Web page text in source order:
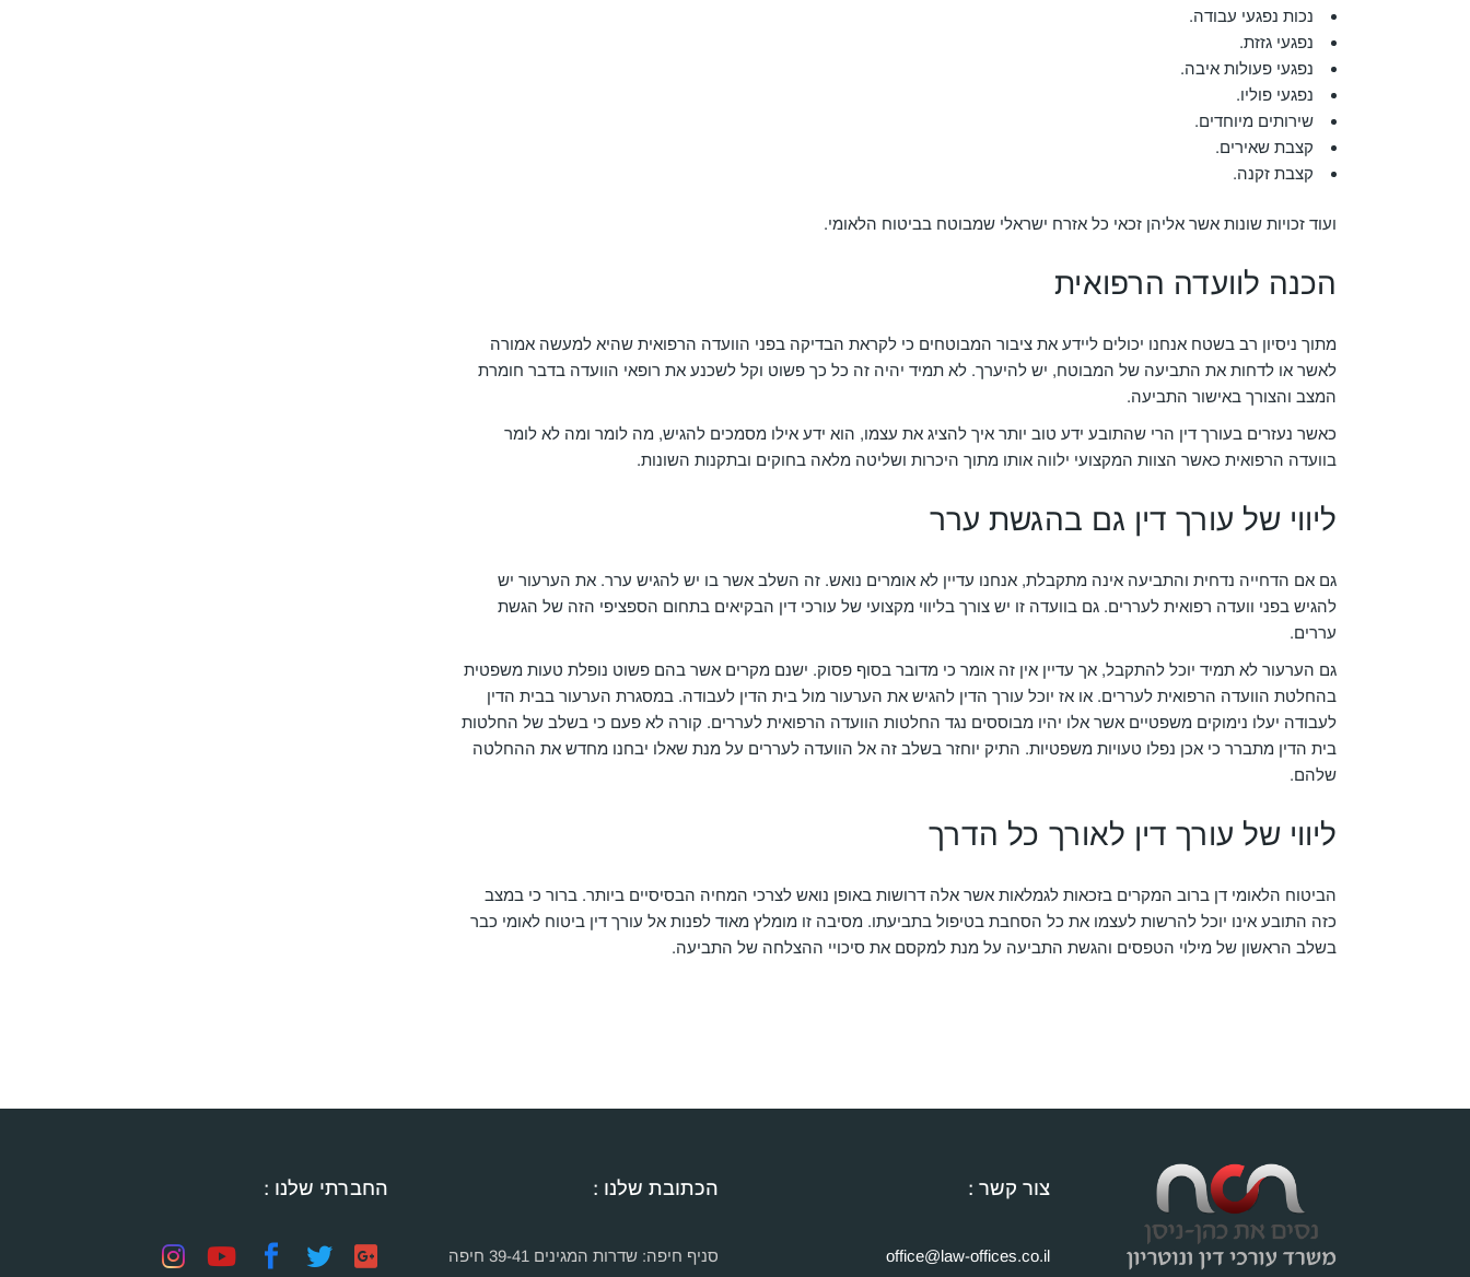
נכות נפגעי עבודה.
נפגעי גזזת.
נפגעי פעולות איבה.
נפגעי פוליו.
שירותים מיוחדים.
קצבת שאירים.
קצבת זקנה.
ועוד זכויות שונות אשר אליהן זכאי כל אזרח ישראלי שמבוטח בביטוח הלאומי.
הכנה לוועדה הרפואית
מתוך ניסיון רב בשטח אנחנו יכולים ליידע את ציבור המבוטחים כי לקראת הבדיקה בפני הוועדה הרפואית שהיא למעשה אמורה
לאשר או לדחות את התביעה של המבוטח, יש להיערך. לא תמיד יהיה זה כל כך פשוט וקל לשכנע את רופאי הוועדה בדבר חומרת
המצב והצורך באישור התביעה.
כאשר נעזרים בעורך דין הרי שהתובע ידע טוב יותר איך להציג את עצמו, הוא ידע אילו מסמכים להגיש, מה לומר ומה לא לומר
בוועדה הרפואית כאשר הצוות המקצועי ילווה אותו מתוך היכרות ושליטה מלאה בחוקים ובתקנות השונות.
ליווי של עורך דין גם בהגשת ערר
גם אם הדחייה נדחית והתביעה אינה מתקבלת, אנחנו עדיין לא אומרים נואש. זה השלב אשר בו יש להגיש ערר. את הערעור יש
להגיש בפני וועדה רפואית לעררים. גם בוועדה זו יש צורך בליווי מקצועי של עורכי דין הבקיאים בתחום הספציפי הזה של הגשת
עררים.
גם הערעור לא תמיד יוכל להתקבל, אך עדיין אין זה אומר כי מדובר בסוף פסוק. ישנם מקרים אשר בהם פשוט נופלת טעות משפטית
בהחלטת הוועדה הרפואית לעררים. או אז יוכל עורך הדין להגיש את הערעור מול בית הדין לעבודה. במסגרת הערעור בבית הדין
לעבודה יעלו נימוקים משפטיים אשר אלו יהיו מבוססים נגד החלטות הוועדה הרפואית לעררים. קורה לא פעם כי בשלב של החלטות
בית הדין מתברר כי אכן נפלו טעויות משפטיות. התיק יוחזר בשלב זה אל הוועדה לעררים על מנת שאלו יבחנו מחדש את ההחלטה
שלהם.
ליווי של עורך דין לאורך כל הדרך
הביטוח הלאומי דן ברוב המקרים בזכאות לגמלאות אשר אלה דרושות באופן נואש לצרכי המחיה הבסיסיים ביותר. ברור כי במצב
כזה התובע אינו יוכל להרשות לעצמו את כל הסחבת בטיפול בתביעתו. מסיבה זו מומלץ מאוד לפנות אל עורך דין ביטוח לאומי כבר
בשלב הראשון של מילוי הטפסים והגשת התביעה על מנת למקסם את סיכויי ההצלחה של התביעה.
צור קשר :
office@law-offices.co.il
הכתובת שלנו :
סניף חיפה: שדרות המגינים 39-41 חיפה
החברתי שלנו :